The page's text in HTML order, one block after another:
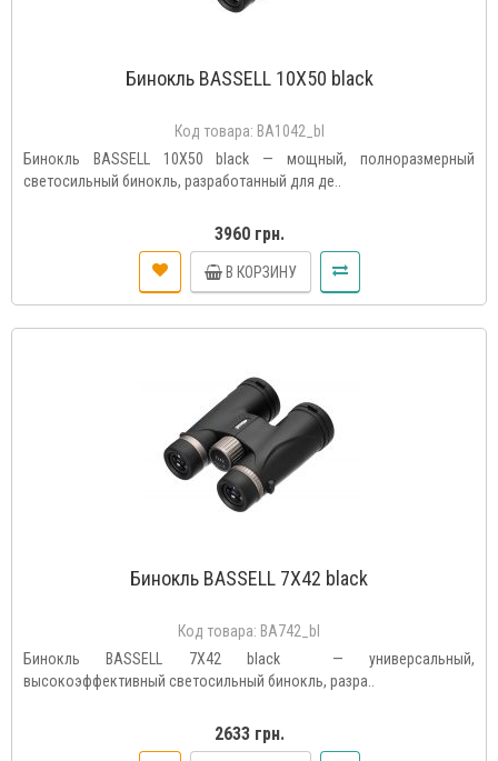
Бинокль BASSELL 10X50 black
Код товара: BA1042_bl
Бинокль BASSELL 10X50 black — мощный, полноразмерный
светосильный бинокль, разработанный для де..
3960 грн.
В КОРЗИНУ
Бинокль BASSELL 7X42 black
Код товара: BA742_bl
Бинокль BASSELL 7X42 black — универсальный,
высокоэффективный светосильный бинокль, разра..
2633 грн.